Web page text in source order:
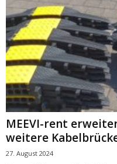
MEEVI-rent
weitere
27. August 2024